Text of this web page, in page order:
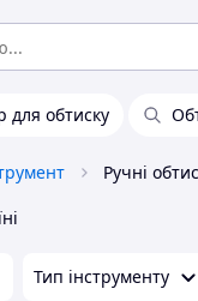
для обтиску
Ручні
Тип інструменту